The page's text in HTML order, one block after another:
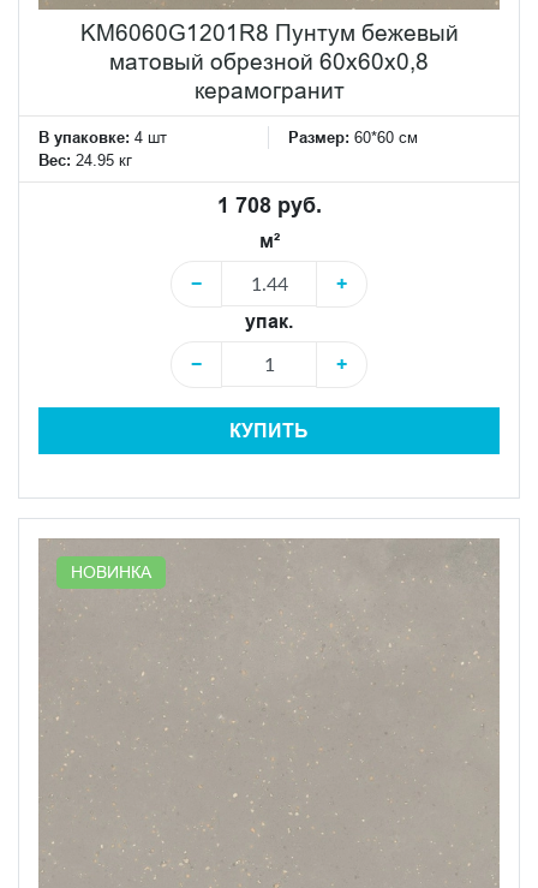
KM6060G1201R8 Пунтум бежевый
матовый обрезной 60x60x0,8
керамогранит
В упаковке: 4 шт Размер: 60*60 см
Вес: 24.95 кг
1 708 руб.
м²
−
+
упак.
−
+
КУПИТЬ
НОВИНКА